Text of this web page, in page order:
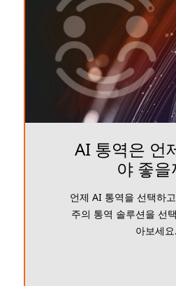
AI 통역은 언
야 좋을
언제 AI 통역을 선택하
주의 통역 솔루션을 선
아보세요.